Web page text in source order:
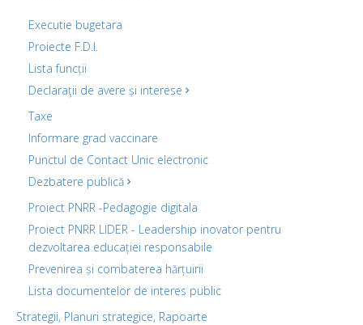
Executie bugetara
Proiecte F.D.I.
Lista funcții
Declaraţii de avere și interese
Taxe
Informare grad vaccinare
Punctul de Contact Unic electronic
Dezbatere publică
Proiect PNRR -Pedagogie digitala
Proiect PNRR LIDER - Leadership inovator pentru
dezvoltarea educației responsabile
Prevenirea și combaterea hărțuirii
Lista documentelor de interes public
Strategii, Planuri strategice, Rapoarte